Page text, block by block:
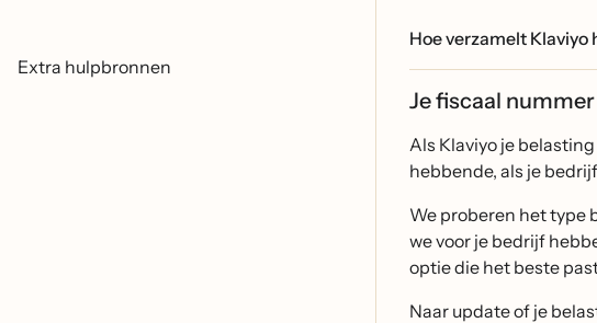
Extra hulpbronnen
Hoe verzamelt
Je fiscaal
Als Klaviyo je
hebbende, als je
We proberen het type
we voor je bedrijf
optie die het beste
Naar update of je